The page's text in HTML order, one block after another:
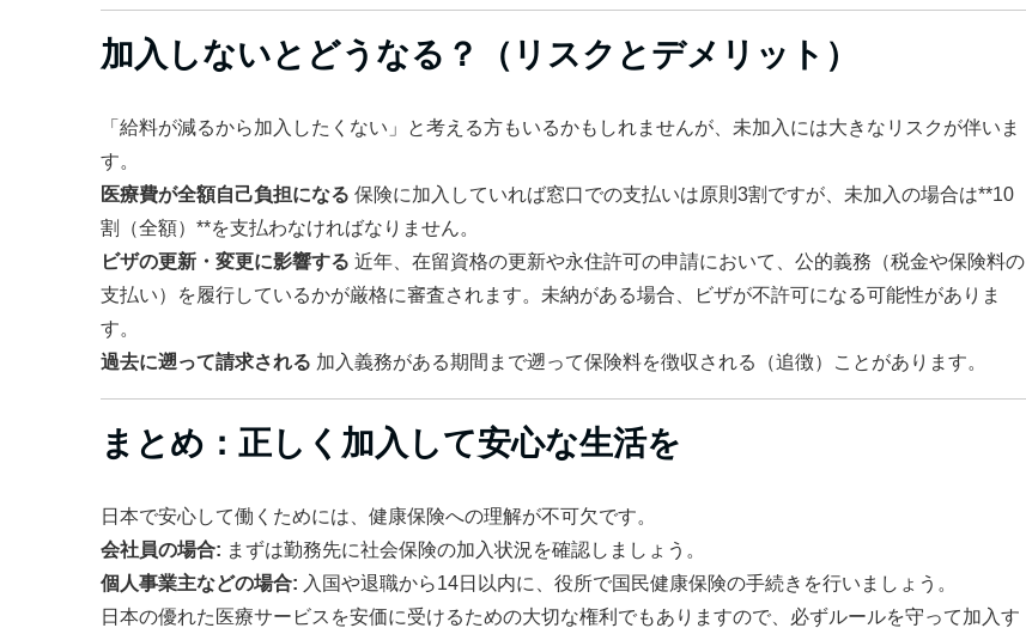
加入しないとどうなる？（リスクとデメリット）
「給料が減るから加入したくない」と考える方もいるかもしれませんが、未加入には大きなリスクが伴いま
す。
医療費が全額自己負担になる 保険に加入していれば窓口での支払いは原則3割ですが、未加入の場合は**10
割（全額）**を支払わなければなりません。
ビザの更新・変更に影響する 近年、在留資格の更新や永住許可の申請において、公的義務（税金や保険料の
支払い）を履行しているかが厳格に審査されます。未納がある場合、ビザが不許可になる可能性がありま
す。
過去に遡って請求される 加入義務がある期間まで遡って保険料を徴収される（追徴）ことがあります。
まとめ：正しく加入して安心な生活を
日本で安心して働くためには、健康保険への理解が不可欠です。
会社員の場合: まずは勤務先に社会保険の加入状況を確認しましょう。
個人事業主などの場合: 入国や退職から14日以内に、役所で国民健康保険の手続きを行いましょう。
日本の優れた医療サービスを安価に受けるための大切な権利でもありますので、必ずルールを守って加入す